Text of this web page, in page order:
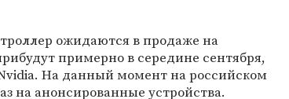
ожидаются в продаже на
примерно в середине сентября,
На данный момент на российском
на анонсированные устройства.